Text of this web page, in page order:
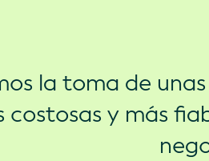
la toma de
costosas y más